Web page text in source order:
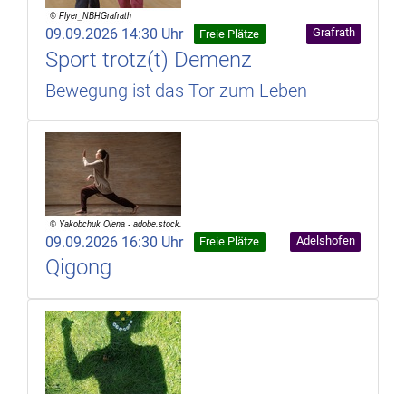
09.09.2026 14:30 Uhr Freie Plätze Grafrath
Sport trotz(t) Demenz
Bewegung ist das Tor zum Leben
09.09.2026 16:30 Uhr Freie Plätze Adelshofen
Qigong